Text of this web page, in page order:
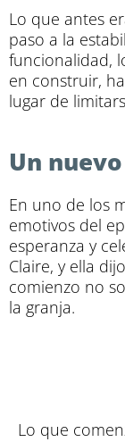
Lo que antes
paso a la
funcionalidad,
en construir,
lugar de
Un
En uno de los
emotivos del
esperanza y
Claire, y ella
comienzo no
la granja.
Lo que